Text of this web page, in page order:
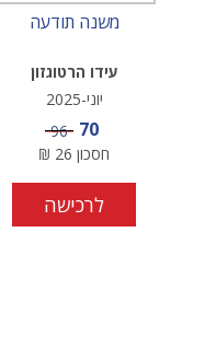
משנה תודעה
עידו הרטוגזון
יוני-2025
מחיר מבצע
70 מחיר
96
חסכון 26
₪
לרכישה